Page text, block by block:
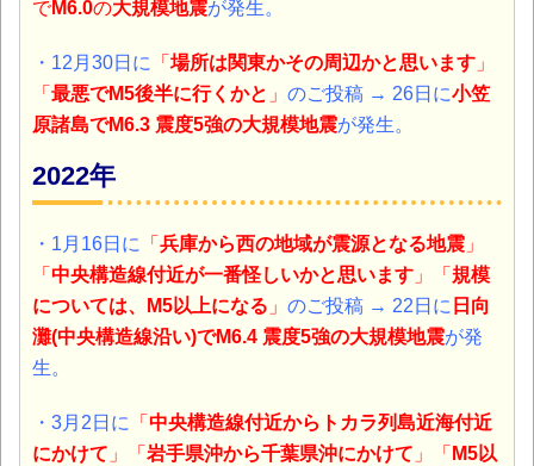
でM6.0の大規模地震が発生。
・12月30日に 「 場所は関東かその周辺かと思います 」
「 最悪でM5後半に行くかと 」 のご投稿 → 26日に小笠
原諸島でM6.3 震度5強の大規模地震が発生。
2022年
・1月16日に 「 兵庫から西の地域が震源となる地震 」
「 中央構造線付近が一番怪しいかと思います 」「 規模
については、M5以上になる 」 のご投稿 → 22日に 日向
灘(中央構造線沿い)でM6.4 震度5強の大規模地震が発
生。
・3月2日に 「 中央構造線付近からトカラ列島近海付近
にかけて 」「 岩手県沖から千葉県沖にかけて 」「 M5以